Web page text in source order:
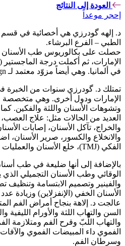
العودة إلى النتائج
إحجر موعداً
د. إلهه گودرزي هي أخصائية في
الطبي – الفرع البرشاء.
حصلت على بكالوريوس طب
في ألمانيا. وهي أيضاً مزوّد معتمد لـ Invisalign منذ عام 2016.
تمتلك د. گودرزي سنوات من
الإمارات ودول أخرى. وهي متخصصة
وتشوهات الأسنان واللثة والفكين.
العديد من الحالات مثل: علاج
والخراج، تآكل الأسنان، إصابات
والانخلاع والكسور، صرير الأسنان،
الفكي (TMJ)، خلع الأسنان والعمليات الجراحية البسيطة.
بالإضافة إلى أنها ضليعة في طب
الوقائي وطب الأسنان التجميلي
والفينير وتصميم الابتسامة وتنظيف
الأسنان الخفي (الإنفزلاين) وزيادة
عالجت د. إلاهة بنجاح أمراض الفم
السن والتهاب اللثة والأورام
والتهاب اللُّبّ وقرح الفم ومتلازمة
الفموي داء المبيضات الفموي والآفات
وسرطان الفم.